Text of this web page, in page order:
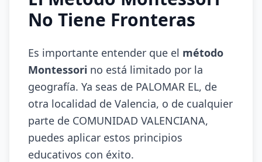
No Tiene Fronteras
Es importante entender que el método
Montessori no está limitado por la
geografía. Ya seas de PALOMAR EL, de
otra localidad de Valencia, o de cualquier
parte de COMUNIDAD VALENCIANA,
puedes aplicar estos principios
educativos con éxito.